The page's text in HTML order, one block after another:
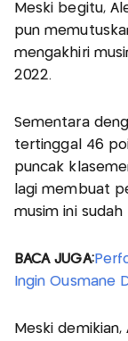
Meski begitu,
pun
mengakhiri
2022.
Sementara
tertinggal 46
puncak
lagi membuat
musim ini
BACA JUGA:
Ingin Ousmane
Meski